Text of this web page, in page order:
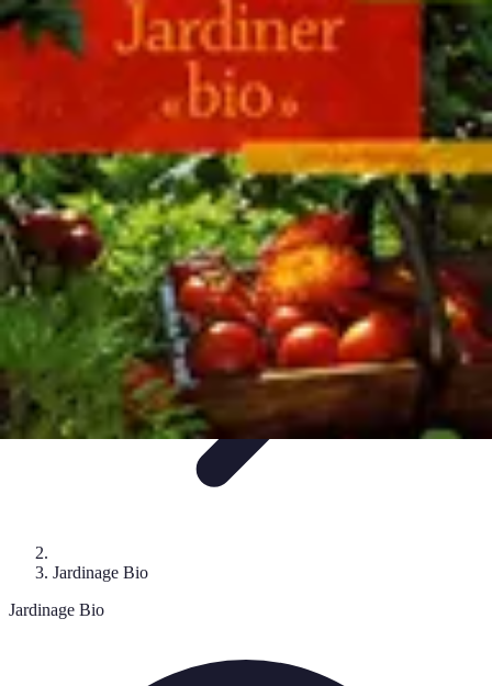
Écologie Bio
Alimentation Bio
Consommation responsable Biodiversité
Jardinage
BioSanté et Environnement
Jardinage Bio
Jardinage Bio